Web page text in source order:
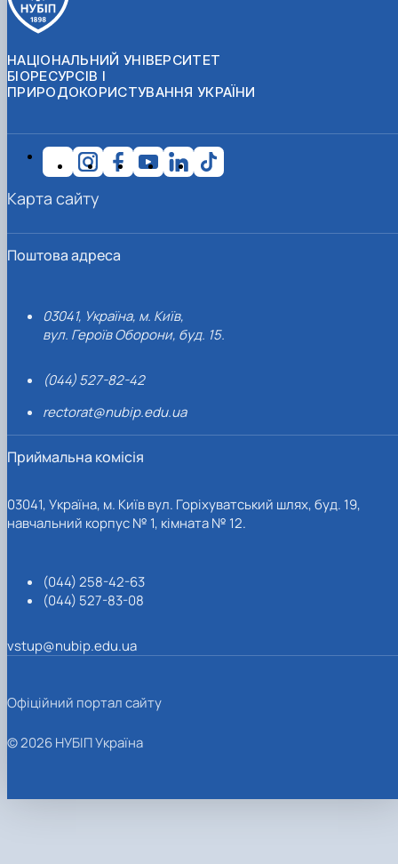
НАЦІОНАЛЬНИЙ УНІВЕРСИТЕТ
БІОРЕСУРСІВ І
ПРИРОДОКОРИСТУВАННЯ УКРАЇНИ
Поштова адреса
03041, Україна, м. Київ,
вул. Героїв Оборони, буд. 15.
(044) 527-82-42
rectorat@nubip.edu.ua
Приймальна комісія
03041, Україна, м. Київ вул. Горіхуватський шлях, буд. 19,
навчальний корпус № 1, кімната № 12.
(044) 258-42-63
(044) 527-83-08
vstup@nubip.edu.ua
Карта сайту
Офіційний портал сайту
© 2026 НУБІП Україна